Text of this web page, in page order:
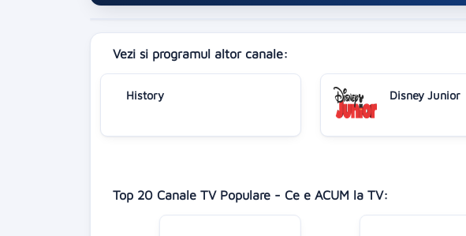
Vezi si programul altor canale:
History Disney Junior
Top 20 Canale TV Populare - Ce e ACUM la TV: